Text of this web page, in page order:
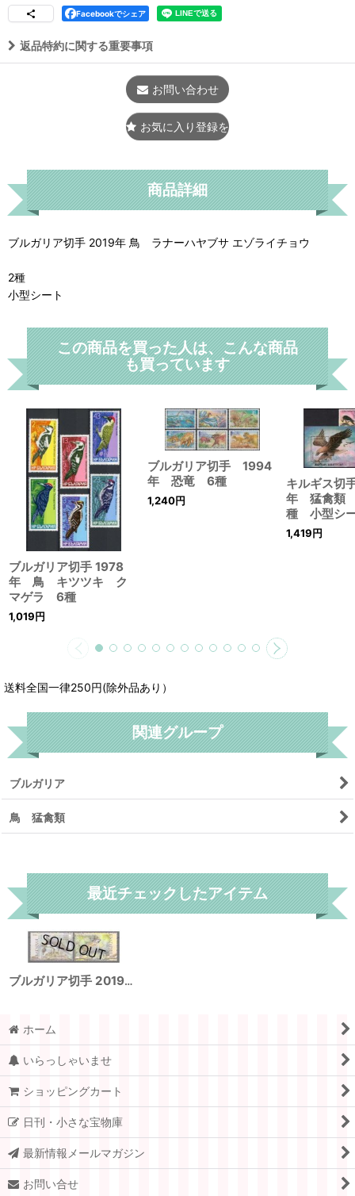
Facebookでシェア
返品特約に関する重要事項
お問い合わせ
お気に入り登録をする
商品詳細
ブルガリア切手 2019年 鳥 ラナーハヤブサ エゾライチョウ
2種
小型シート
この商品を買った人は、こんな商品
も買っています
ブルガリア切手 1978
年 鳥 キツツキ ク
マゲラ 6種
1,019円
ブルガリア切手 1994
年 恐竜 6種
1,240円
キルギス
年 猛禽
種 小型シ
1,419円
送料全国一律250円(除外品あり）
関連グループ
ブルガリア
鳥 猛禽類
最近チェックしたアイテム
ブルガリア切手 2019年 鳥 ラナーハヤブサ エゾライチョウ 2種 小型シート
ホーム
いらっしゃいませ
ショッピングカート
日刊・小さな宝物庫
最新情報メールマガジン
お問い合せ